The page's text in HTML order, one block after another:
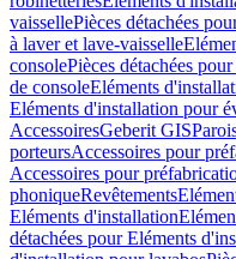
vaissellePièces détachées
à laver et lave-vaisselle
consolePièces détachées
de consoleEléments
Eléments d'installation pour
AccessoiresGeberit GIS
porteursAccessoires pour
Accessoires pour
phoniqueRevêtements
Eléments d'installation
détachées pour Eléments